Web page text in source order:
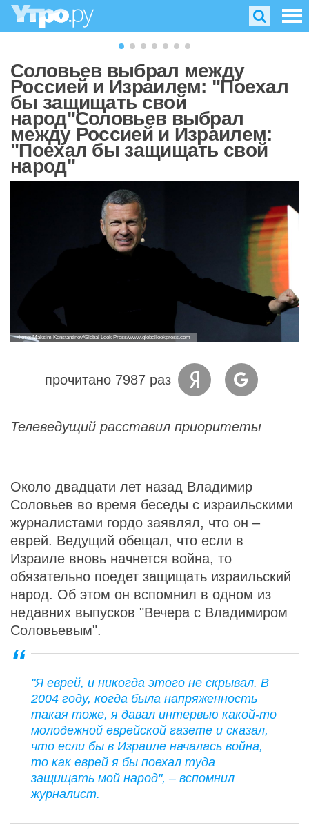
Соловьев выбрал между
Россией и Израилем: "Поехал
бы защищать свой
народ"Соловьев выбрал
между Россией и Израилем:
"Поехал бы защищать свой
народ"
Фото: Maksim Konstantinov/Global Look Press/www.globallookpress.com
прочитано 7987 раз
Телеведущий расставил приоритеты
Около двадцати лет назад Владимир
Соловьев во время беседы с израильскими
журналистами гордо заявлял, что он –
еврей. Ведущий обещал, что если в
Израиле вновь начнется война, то
обязательно поедет защищать израильский
народ. Об этом он вспомнил в одном из
недавних выпусков "Вечера с Владимиром
Соловьевым".
"Я еврей, и никогда этого не скрывал. В
2004 году, когда была напряженность
такая тоже, я давал интервью какой-то
молодежной еврейской газете и сказал,
что если бы в Израиле началась война,
то как еврей я бы поехал туда
защищать мой народ", – вспомнил
журналист.